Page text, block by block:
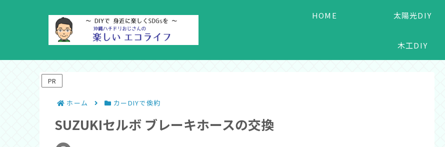
HOME 太陽光DIY
木工DIY
PR
ホーム カーDIYで倹約
SUZUKIセルボ ブレーキホースの交換